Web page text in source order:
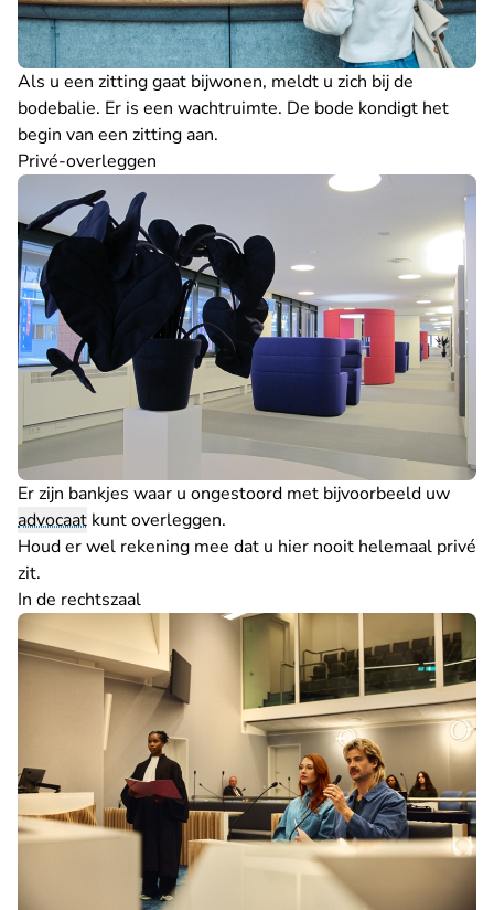
Als u een zitting gaat bijwonen, meldt u zich bij de
bodebalie. Er is een wachtruimte. De bode kondigt het
begin van een zitting aan.
Privé-overleggen
Er zijn bankjes waar u ongestoord met bijvoorbeeld uw
advocaat kunt overleggen.
Houd er wel rekening mee dat u hier nooit helemaal privé
zit.
In de rechtszaal